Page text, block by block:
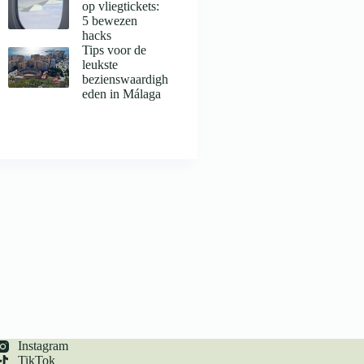
op vliegtickets:
5 bewezen
hacks
Tips voor de
leukste
bezienswaardigh
eden in Málaga
Instagram
TikTok